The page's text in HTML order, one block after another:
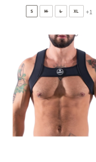
habituel
S M L XL +1